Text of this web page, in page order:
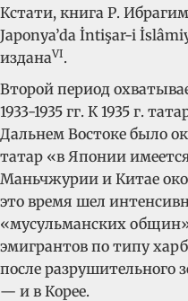
Кстати, книга Р.
Japonya’da İntişar-i
изданаVI.
Второй период
1933-1935 гг. К 1935 г.
Дальнем Востоке было
татар «в Японии
Маньчжурии и Китае
это время шел
«мусульманских
эмигрантов по типу
после разрушительного
— и в Корее.